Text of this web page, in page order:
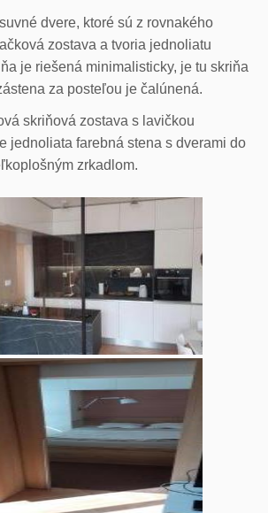
dvere, ktoré sú z rovnakého
zostava a tvoria jednoliatu
je riešená minimalisticky, je tu skriňa
za posteľou je čalúnená.
skriňová zostava s lavičkou
jednoliata farebná stena s dverami do
zrkadlom.